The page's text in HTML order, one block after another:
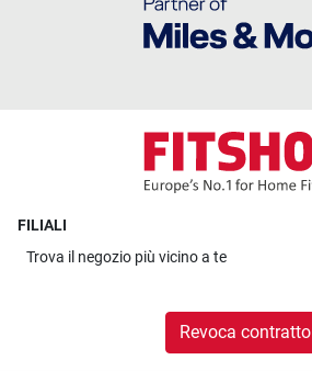
FILIALI
Trova il negozio più vicino a te
Revoca contratto